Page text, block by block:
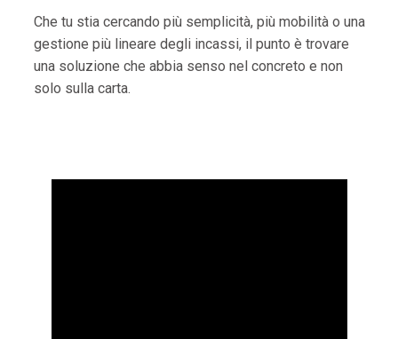
Che tu stia cercando più semplicità, più mobilità o una
gestione più lineare degli incassi, il punto è trovare
una soluzione che abbia senso nel concreto e non
solo sulla carta.